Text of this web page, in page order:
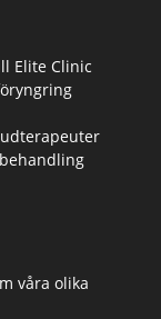
Elite Clinic
våra olika